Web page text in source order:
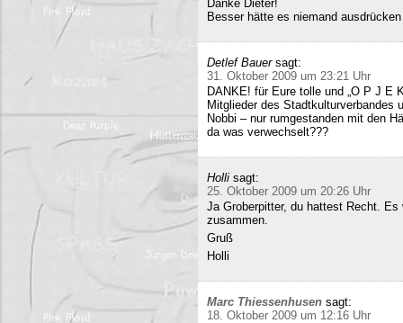
Danke Dieter!
Besser hätte es niemand
Detlef Bauer sagt:
31. Oktober 2009 um 23:21 Uhr
DANKE! für Eure tolle und „O P J E
Mitglieder des Stadtkulturverbandes
Nobbi – nur rumgestanden mit den
da was verwechselt???
Holli sagt:
25. Oktober 2009 um 20:26 Uhr
Ja Groberpitter, du hattest Recht.
zusammen.
Gruß
Holli
Marc Thiessenhusen sagt:
18. Oktober 2009 um 12:16 Uhr